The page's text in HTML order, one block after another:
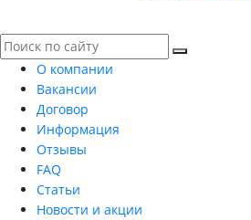
О компании
Вакансии
Договор
Информация
Отзывы
FAQ
Статьи
Новости и акции